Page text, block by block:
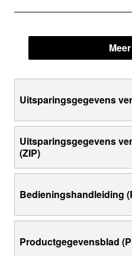
Uitsparingsgegevens
Uitsparingsgegevens
(ZIP)
Bedieningshandleiding
Productgegevensblad